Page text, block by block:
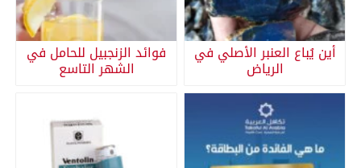
أين يُباع العنبر الأصلي في
الرياض
فوائد الزنجبيل للحامل في
الشهر التاسع